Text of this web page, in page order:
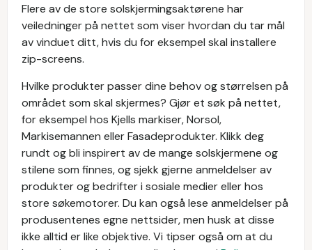
Flere av de store solskjermingsaktørene har
veiledninger på nettet som viser hvordan du tar mål
av vinduet ditt, hvis du for eksempel skal installere
zip-screens.
Hvilke produkter passer dine behov og størrelsen på
området som skal skjermes? Gjør et søk på nettet,
for eksempel hos Kjells markiser, Norsol,
Markisemannen eller Fasadeprodukter. Klikk deg
rundt og bli inspirert av de mange solskjermene og
stilene som finnes, og sjekk gjerne anmeldelser av
produkter og bedrifter i sosiale medier eller hos
store søkemotorer. Du kan også lese anmeldelser på
produsentenes egne nettsider, men husk at disse
ikke alltid er like objektive. Vi tipser også om at du